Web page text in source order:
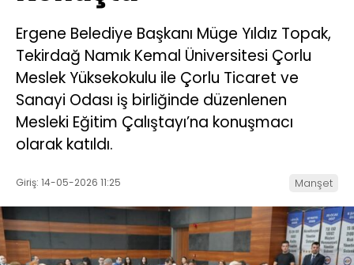
Ergene Belediye Başkanı Müge Yıldız Topak,
Tekirdağ Namık Kemal Üniversitesi Çorlu
Meslek Yüksekokulu ile Çorlu Ticaret ve
Sanayi Odası iş birliğinde düzenlenen
Mesleki Eğitim Çalıştayı’na konuşmacı
olarak katıldı.
Giriş: 14-05-2026 11:25 Manşet